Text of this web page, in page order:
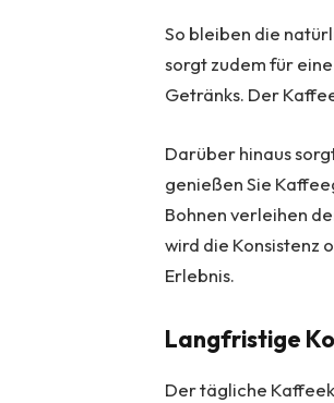
So bleiben die
sorgt zudem für
Getränks. Der
Darüber hinaus
genießen Sie
Bohnen verleihen
wird die Konsistenz
Erlebnis.
Langfristige
Der tägliche